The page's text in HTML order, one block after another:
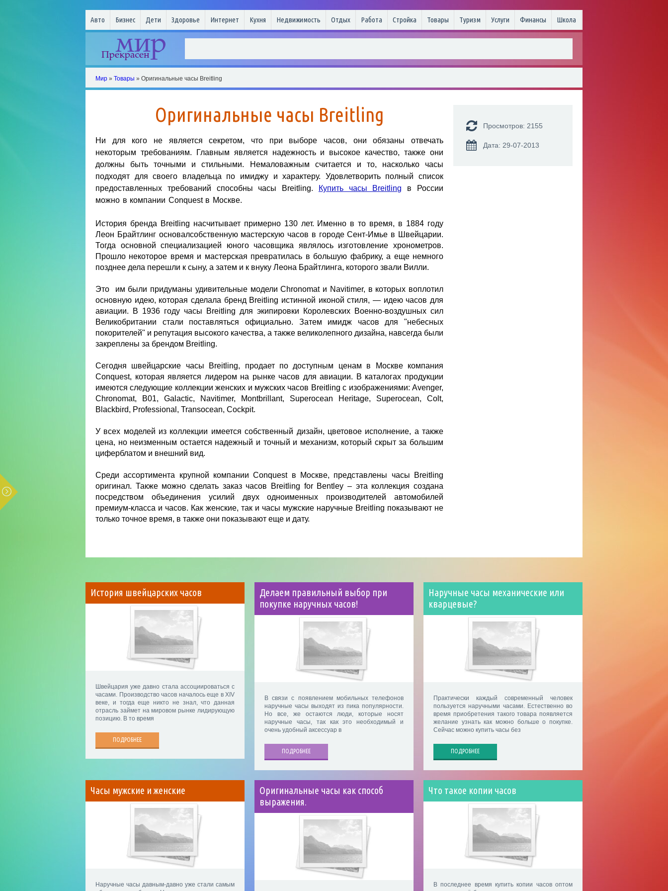
Авто Бизнес Дети Здоровье Интернет Кухня Недвижимость Отдых Работа Стройка Товары Туризм Услуги Финансы Школа
Мир » Товары » Оригинальные часы Breitling
Оригинальные часы Breitling
Ни для кого не является секретом, что при выборе часов, они обязаны отвечать
некоторым требованиям. Главным является надежность и высокое качество, также они
должны быть точными и стильными. Немаловажным считается и то, насколько часы
подходят для своего владельца по имиджу и характеру. Удовлетворить полный список
предоставленных требований способны часы Вreitling.
Купить часы Breitling в России
можно в компании Conquest в Москве.
История бренда Вreitling насчитывает примерно 130 лет. Именно в то время, в 1884 году
Леон Брайтлинг основалсобственную мастерскую часов в городе Сент-Имье в Швейцарии.
Тогда основной специализацией юного часовщика являлось изготовление хронометров.
Прошло некоторое время и мастерская превратилась в большую фабрику, а еще немного
позднее дела перешли к сыну, а затем и к внуку Леона Брайтлинга, которого звали Вилли.
Это им были придуманы удивительные модели Chronomat и Navitimer, в которых воплотил
основную идею, которая сделала бренд Breitling истинной иконой стиля, — идею часов для
авиации. В 1936 году часы Breitling для экипировки Королевских Военно-воздушных сил
Великобритании стали поставляться официально. Затем имидж часов для "небесных
покорителей" и репутация высокого качества, а также великолепного дизайна, навсегда были
закреплены за брендом Breitling.
Сегодня швейцарские часы Breitling, продает по доступным ценам в Москве компания
Conquest, которая является лидером на рынке часов для авиации. В каталогах продукции
имеются следующие коллекции женских и мужских часов Breitling с изображениями: Avenger,
Chronomat, B01, Galactic, Navitimer, Montbrillant, Superocean Heritage, Superocean, Colt,
Blackbird, Professional, Transocean, Cockpit.
У всех моделей из коллекции имеется собственный дизайн, цветовое исполнение, а также
цена, но неизменным остается надежный и точный и механизм, который скрыт за большим
циферблатом и внешний вид.
Среди ассортимента крупной компании Conquest в Москве, представлены часы Breitling
оригинал. Также можно сделать заказ часов Breitling for Bentley – эта коллекция создана
посредством объединения усилий двух одноименных производителей автомобилей
премиум-класса и часов. Как женские, так и часы мужские наручные Вreitling показывают не
только точное время, в также они показывают еще и дату.
Просмотров: 2155
Дата: 29-07-2013
История швейцарских часов
Швейцария уже давно стала ассоциироваться с
часами. Производство часов началось еще в XIV
веке, и тогда еще никто не знал, что данная
отрасль займет на мировом рынке лидирующую
позицию. В то время
ПОДРОБНЕЕ
Делаем правильный выбор при
покупке наручных часов!
В связи с появлением мобильных телефонов
наручные часы выходят из пика популярности.
Но все, же остаются люди, которые носят
наручные часы, так как это необходимый и
очень удобный аксессуар в
ПОДРОБНЕЕ
Наручные часы механические или
кварцевые?
Практически каждый современный человек
пользуется наручными часами. Естественно во
время приобретения такого товара появляется
желание узнать как можно больше о покупке.
Сейчас можно купить часы без
ПОДРОБНЕЕ
Часы мужские и женские
Наручные часы давным-давно уже стали самым
Оригинальные часы как способ
выражения.
Что такое копии часов
В последнее время купить копии часов оптом